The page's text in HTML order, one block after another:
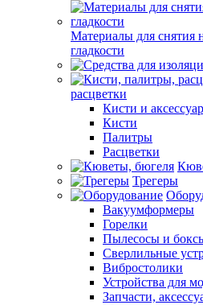
Материалы для снятия
гладкости
расцветки
Кисти и
Кисти
Палитры
Расцветки
Трегеры
Вакуумформеры
Горелки
Пылесосы и
Сверлильные
Вибростолики
Устройства для
Запчасти,